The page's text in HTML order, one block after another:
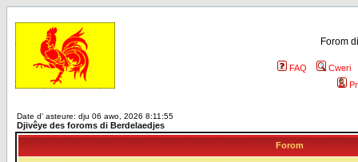
Forom
FAQ
Cweri
Date d' asteure: dju 06 awo, 2026 8:11:55
Djivêye des foroms di Berdelaedjes
Forom